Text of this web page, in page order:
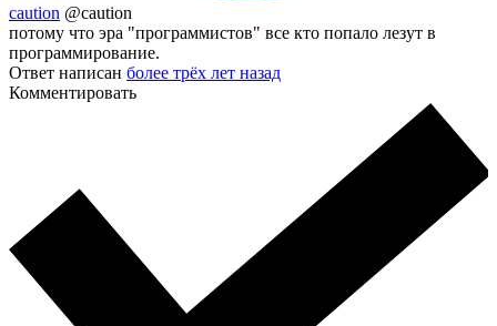
caution @caution
потому что эра "программистов" все кто попало лезут в
программирование.
Ответ написан более трёх лет назад
Комментировать